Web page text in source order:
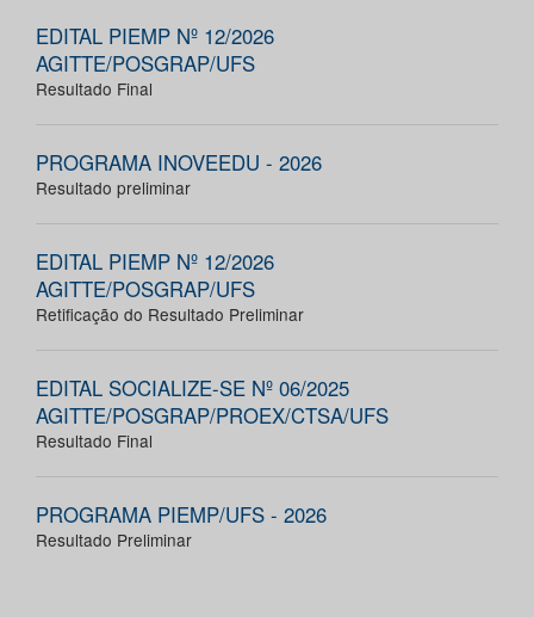
EDITAL PIEMP Nº 12/2026
AGITTE/POSGRAP/UFS
Resultado Final
PROGRAMA INOVEEDU - 2026
Resultado preliminar
EDITAL PIEMP Nº 12/2026
AGITTE/POSGRAP/UFS
Retificação do Resultado Preliminar
EDITAL SOCIALIZE-SE Nº 06/2025
AGITTE/POSGRAP/PROEX/CTSA/UFS
Resultado Final
PROGRAMA PIEMP/UFS - 2026
Resultado Preliminar